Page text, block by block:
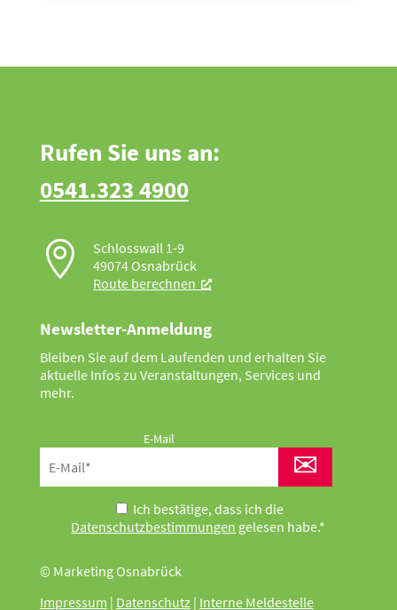
Rufen Sie uns an:
0541.323 4900

Schlosswall 1-9
49074 Osnabrück
Route berechnen
Newsletter-Anmeldung
Bleiben Sie auf dem Laufenden und erhalten Sie
aktuelle Infos zu Veranstaltungen, Services und
mehr.
E-Mail
✉
Ich bestätige, dass ich die
Datenschutzbestimmungen gelesen habe.*
© Marketing Osnabrück
Impressum | Datenschutz| Interne Meldestelle